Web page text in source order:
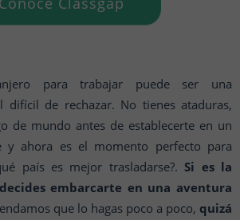
para trabajar puede ser una
difícil de rechazar. No tienes ataduras,
de mundo antes de establecerte en un
y ahora es el momento perfecto para
país es mejor trasladarse?.Si es la
embarcarte en una aventura
que lo hagas poco a poco, quizá